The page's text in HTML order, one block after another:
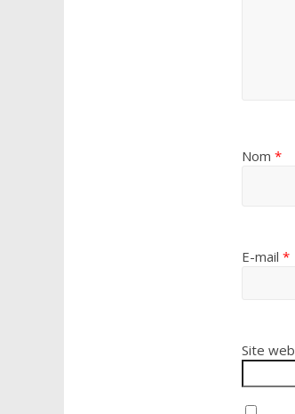
Nom *
E-mail *
Site web